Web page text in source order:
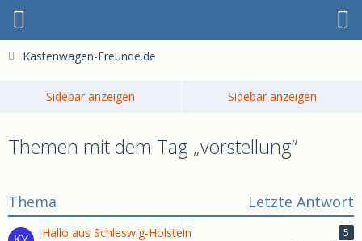
Kastenwagen-Freunde.de
Themen mit dem Tag „vorstellung“
Thema Letzte Antwort
Hallo aus Schleswig-Holstein
5